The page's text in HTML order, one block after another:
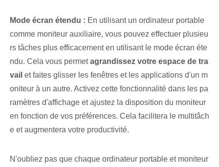
Mode écran étendu : En utilisant un ordinateur portable
comme moniteur auxiliaire, vous pouvez effectuer plusieu
rs tâches plus efficacement en utilisant le mode écran éte
ndu. Cela vous permetagrandissez votre espace de tra
vail et faites glisser les fenêtres et les applications d'un m
oniteur à un autre. Activez cette fonctionnalité dans les pa
ramètres d'affichage et ajustez la disposition du moniteur
en fonction de vos préférences. Cela facilitera le multitâch
e et augmentera votre productivité.
N'oubliez pas que chaque ordinateur portable et moniteur